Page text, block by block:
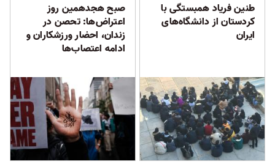
طنین فریاد همبستگی با
کردستان از دانشگاه‌های
ایران
صبح هجدهمین روز
اعتراض‌ها: تحصن در
زندان، احضار ورزشکاران و
ادامه اعتصاب‌ها